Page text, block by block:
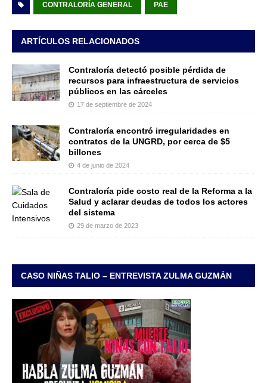
CONTRALORÍA GENERAL PAE
ARTÍCULOS RELACIONADOS
Contraloría detectó posible pérdida de
recursos para infraestructura de servicios
públicos en las cárceles
17 de septiembre de 2024
Contraloría encontró irregularidades en
contratos de la UNGRD, por cerca de $5
billones
4 de junio de 2024
Contraloría pide costo real de la Reforma a la
Salud y aclarar deudas de todos los actores
del sistema
29 de marzo de 2023
CASO NIÑAS TALIO – ENTREVISTA ZULMA GUZMÁN